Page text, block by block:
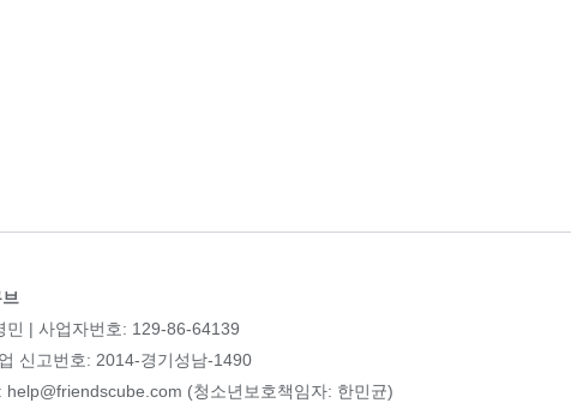
민 | 사업자번호: 129-86-64139
신고번호: 2014-경기성남-1490
help@friendscube.com (청소년보호책임자: 한민균)